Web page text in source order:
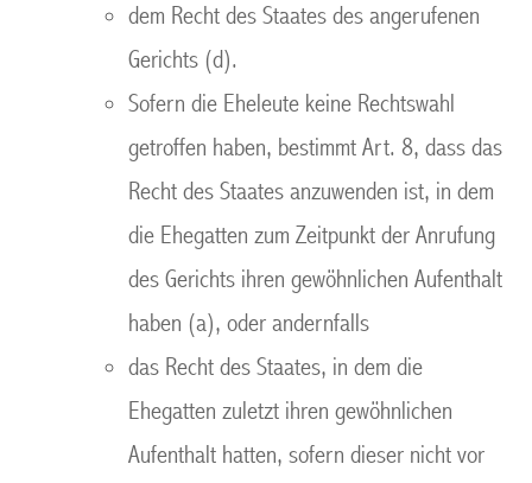
dem Recht des Staates des angerufenen
Gerichts (d).
Sofern die Eheleute keine Rechtswahl
getroffen haben, bestimmt Art. 8, dass das
Recht des Staates anzuwenden ist, in dem
die Ehegatten zum Zeitpunkt der Anrufung
des Gerichts ihren gewöhnlichen Aufenthalt
haben (a), oder andernfalls
das Recht des Staates, in dem die
Ehegatten zuletzt ihren gewöhnlichen
Aufenthalt hatten, sofern dieser nicht vor